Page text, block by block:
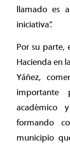
llamado es
iniciativa”.
Por su parte,
Hacienda en
Yáñez,
académico
formando
municipio